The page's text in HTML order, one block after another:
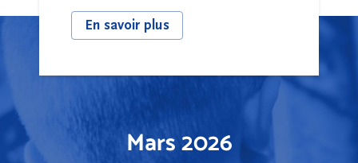
En savoir plus
Mars 2026